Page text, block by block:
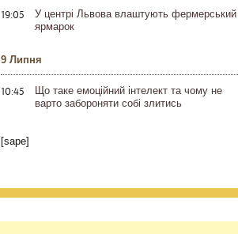
19:05
У центрі Львова влаштують фермерський
ярмарок
9 Липня
10:45
Що таке емоційний інтелект та чому не
варто забороняти собі злитись
[sape]